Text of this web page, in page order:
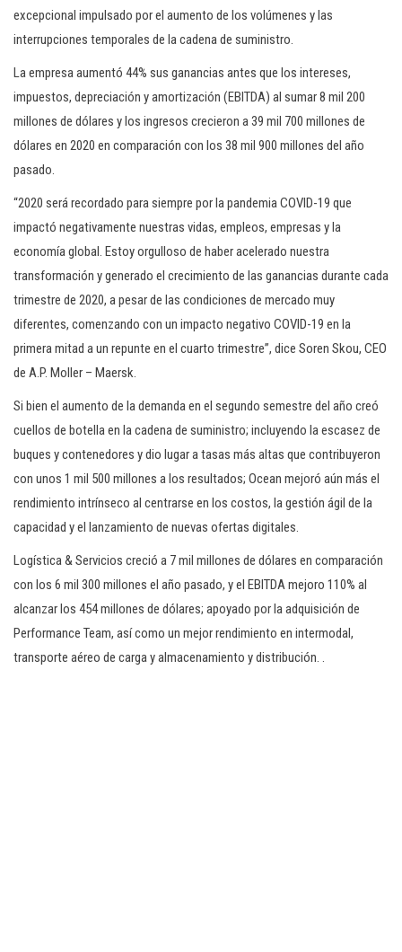
excepcional impulsado por el aumento de los volúmenes y las
interrupciones temporales de la cadena de suministro.
La empresa aumentó 44% sus ganancias antes que los intereses,
impuestos, depreciación y amortización (EBITDA) al sumar 8 mil 200
millones de dólares y los ingresos crecieron a 39 mil 700 millones de
dólares en 2020 en comparación con los 38 mil 900 millones del año
pasado.
“2020 será recordado para siempre por la pandemia COVID-19 que
impactó negativamente nuestras vidas, empleos, empresas y la
economía global. Estoy orgulloso de haber acelerado nuestra
transformación y generado el crecimiento de las ganancias durante cada
trimestre de 2020, a pesar de las condiciones de mercado muy
diferentes, comenzando con un impacto negativo COVID-19 en la
primera mitad a un repunte en el cuarto trimestre”, dice Soren Skou, CEO
de A.P. Moller – Maersk.
Si bien el aumento de la demanda en el segundo semestre del año creó
cuellos de botella en la cadena de suministro; incluyendo la escasez de
buques y contenedores y dio lugar a tasas más altas que contribuyeron
con unos 1 mil 500 millones a los resultados; Ocean mejoró aún más el
rendimiento intrínseco al centrarse en los costos, la gestión ágil de la
capacidad y el lanzamiento de nuevas ofertas digitales.
Logística & Servicios creció a 7 mil millones de dólares en comparación
con los 6 mil 300 millones el año pasado, y el EBITDA mejoro 110% al
alcanzar los 454 millones de dólares; apoyado por la adquisición de
Performance Team, así como un mejor rendimiento en intermodal,
transporte aéreo de carga y almacenamiento y distribución. .